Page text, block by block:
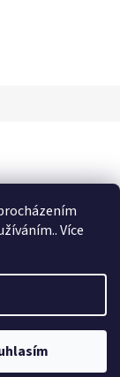
Více
potravin a